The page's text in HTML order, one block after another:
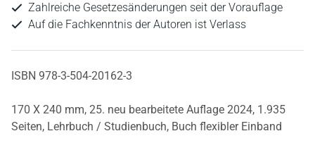
Zahlreiche Gesetzesänderungen seit der Vorauflage
Auf die Fachkenntnis der Autoren ist Verlass
ISBN 978-3-504-20162-3
170 X 240 mm, 25. neu bearbeitete Auflage 2024, 1.935
Seiten, Lehrbuch / Studienbuch, Buch flexibler Einband